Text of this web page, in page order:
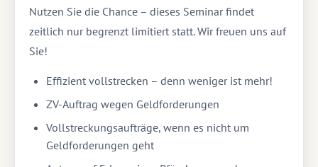
Nutzen Sie die Chance – dieses Seminar findet
zeitlich nur begrenzt limitiert statt. Wir freuen uns auf
Sie!
Effizient vollstrecken – denn weniger ist mehr!
ZV-Auftrag wegen Geldforderungen
Vollstreckungsaufträge, wenn es nicht um
Geldforderungen geht